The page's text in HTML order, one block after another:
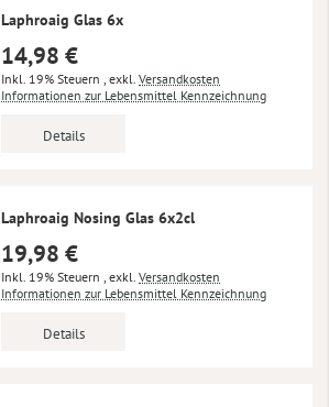
Laphroaig Glas 6x
14,98 €
Inkl. 19% Steuern , exkl. Versandkosten
Informationen zur Lebensmittel Kennzeichnung
Details
Laphroaig Nosing Glas 6x2cl
19,98 €
Inkl. 19% Steuern , exkl. Versandkosten
Informationen zur Lebensmittel Kennzeichnung
Details